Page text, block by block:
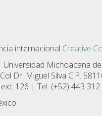
internacional Creative
Michoacana
Dr. Miguel Silva C.P.
126 | Tel. (+52) 443